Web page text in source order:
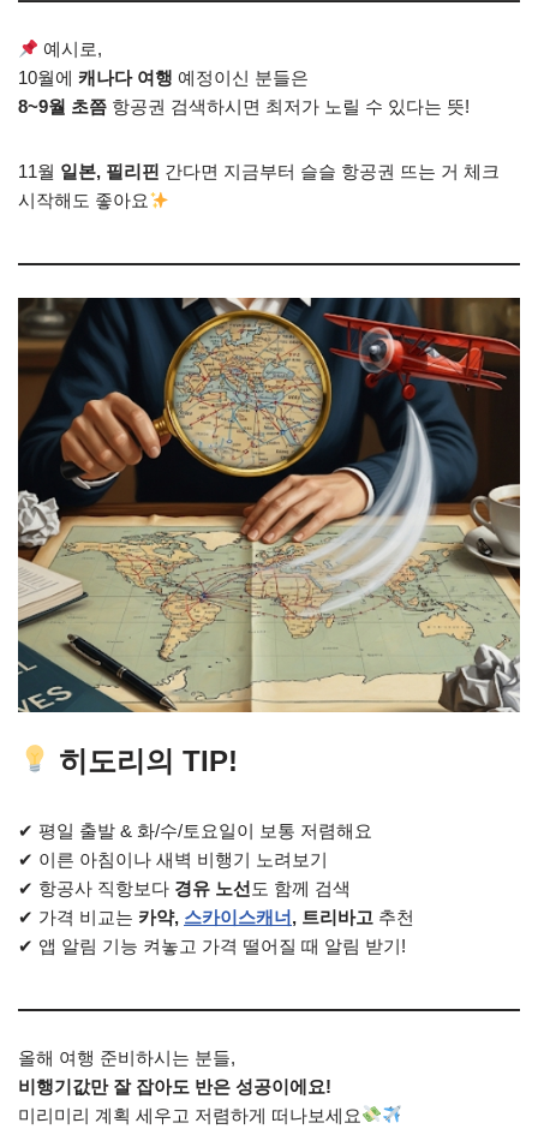
예시로,
10월에 캐나다 여행 예정이신 분들은
8~9월 초쯤 항공권 검색하시면 최저가 노릴 수 있다는 뜻!
11월 일본, 필리핀 간다면 지금부터 슬슬 항공권 뜨는 거 체크
시작해도 좋아요
히도리의 TIP!
✔ 평일 출발 & 화/수/토요일이 보통 저렴해요
✔ 이른 아침이나 새벽 비행기 노려보기
✔ 항공사 직항보다 경유 노선 도 함께 검색
✔ 가격 비교는 카약, 스카이스캐너, 트리바고 추천
✔ 앱 알림 기능 켜놓고 가격 떨어질 때 알림 받기!
올해 여행 준비하시는 분들,
비행기값만 잘 잡아도 반은 성공이에요!
미리미리 계획 세우고 저렴하게 떠나보세요